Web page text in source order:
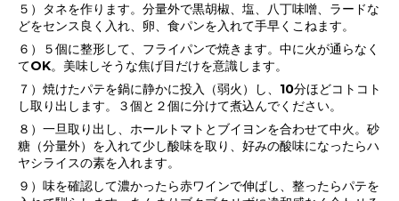
５）タネを作ります。分量外で黒胡椒、塩、八丁味噌、ラードな
どをセンス良く入れ、卵、食パンを入れて手早くこねます。
６）５個に整形して、フライパンで焼きます。中に火が通らなく
てOK。美味しそうな焦げ目だけを意識します。
７）焼けたパテを鍋に静かに投入（弱火）し、10分ほどコトコト
し取り出します。３個と２個に分けて煮込んでください。
８）一旦取り出し、ホールトマトとブイヨンを合わせて中火。砂
糖（分量外）を入れて少し酸味を取り、好みの酸味になったらハ
ヤシライスの素を入れます。
９）味を確認して濃かったら赤ワインで伸ばし、整ったらパテを